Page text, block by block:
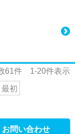
61件 1-20件表示
最初
お問い合わせ